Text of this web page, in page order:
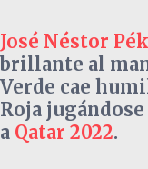
José Néstor
brillante al
Verde cae
Roja
a Qatar 2022.